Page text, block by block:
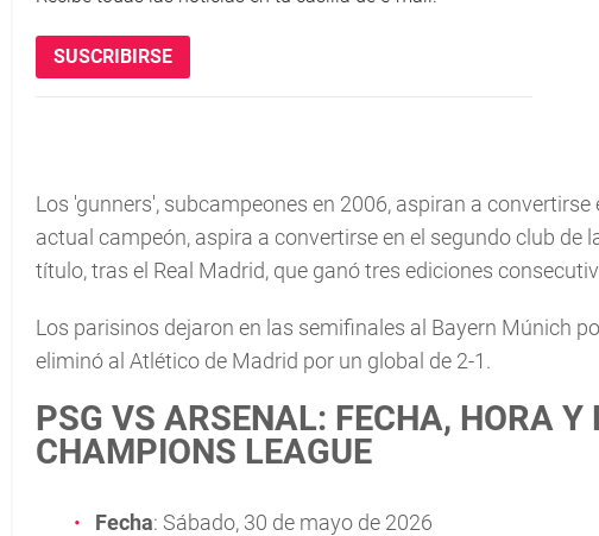
SUSCRIBIRSE
Los 'gunners', subcampeones en 2006, aspiran a
actual campeón, aspira a convertirse en el segundo club de
título, tras el Real Madrid, que ganó tres ediciones
Los parisinos dejaron en las semifinales al Bayern Múnich
eliminó al Atlético de Madrid por un global de 2-1.
PSG VS ARSENAL: FECHA, HORA Y
CHAMPIONS LEAGUE
Fecha: Sábado, 30 de mayo de 2026